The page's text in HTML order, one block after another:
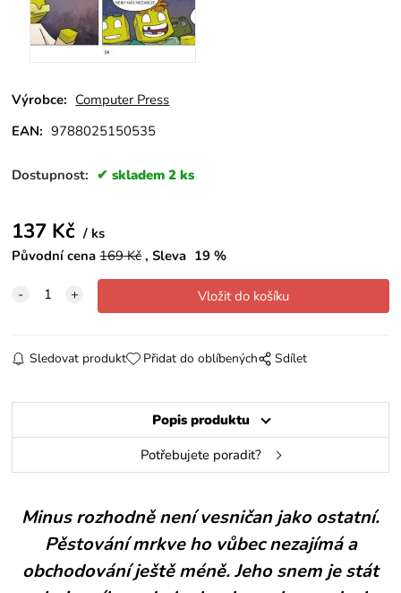
Výrobce: Computer Press
EAN: 9788025150535
Dostupnost: skladem 2 ks
137 Kč
ks
Původní cena 169Kč Sleva 19 %
Sledovat produkt Přidat do oblíbených Sdílet
Popis produktu
Potřebujete poradit?
Minus rozhodně není vesničan jako ostatní.
Pěstování mrkve ho vůbec nezajímá a
obchodování ještě méně. Jeho snem je stát